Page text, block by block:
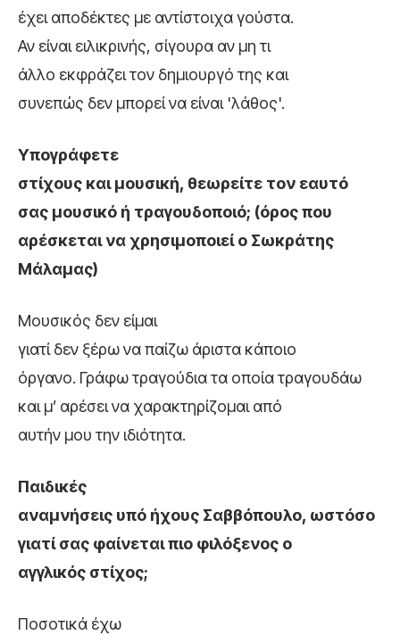
έχει αποδέκτες με αντίστοιχα γούστα.
Αν είναι ειλικρινής, σίγουρα αν μη τι
άλλο εκφράζει τον δημιουργό της και
συνεπώς δεν μπορεί να είναι 'λάθος'.
Υπογράφετε
στίχους και μουσική, θεωρείτε τον εαυτό
σας μουσικό ή τραγουδοποιό; (όρος που
αρέσκεται να χρησιμοποιεί ο Σωκράτης
Μάλαμας)
Μουσικός δεν είμαι
γιατί δεν ξέρω να παίζω άριστα κάποιο
όργανο. Γράφω τραγούδια τα οποία τραγουδάω
και μ’ αρέσει να χαρακτηρίζομαι από
αυτήν μου την ιδιότητα.
Παιδικές
αναμνήσεις υπό ήχους Σαββόπουλο, ωστόσο
γιατί σας φαίνεται πιο φιλόξενος ο
αγγλικός στίχος;
Ποσοτικά έχω